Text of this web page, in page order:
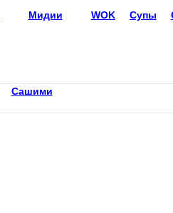
Мидии WOK Супы
Сашими